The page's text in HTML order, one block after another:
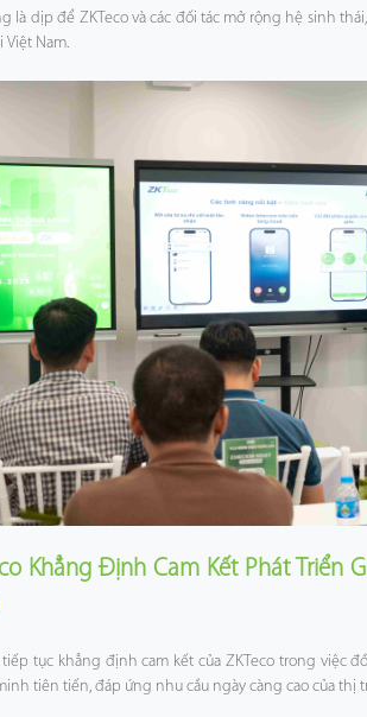
là dịp để ZKTeco và các đối tác mở rộng hệ sinh
Việt Nam.
Khẳng Định Cam Kết Phát Triển
tiếp tục khẳng định cam kết của ZKTeco trong việc
tiên tiến, đáp ứng nhu cầu ngày càng cao của thị